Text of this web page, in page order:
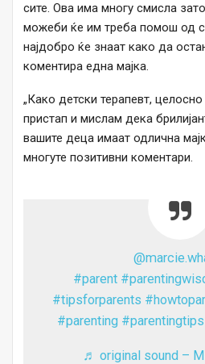
сите. Ова има многу смисла
можеби ќе им треба помош од
најдобро ќе знаат како да
коментира една мајка.
„Како детски терапевт,
пристап и мислам дека
вашите деца имаат одлична
многуте позитивни коментари.
#parent
#tipsforparents
#parenting #parentingtips
♬ original sound –